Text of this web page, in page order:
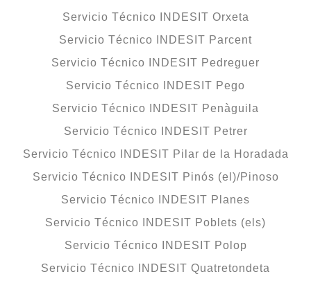
Servicio Técnico INDESIT Orxeta
Servicio Técnico INDESIT Parcent
Servicio Técnico INDESIT Pedreguer
Servicio Técnico INDESIT Pego
Servicio Técnico INDESIT Penàguila
Servicio Técnico INDESIT Petrer
Servicio Técnico INDESIT Pilar de la Horadada
Servicio Técnico INDESIT Pinós (el)/Pinoso
Servicio Técnico INDESIT Planes
Servicio Técnico INDESIT Poblets (els)
Servicio Técnico INDESIT Polop
Servicio Técnico INDESIT Quatretondeta